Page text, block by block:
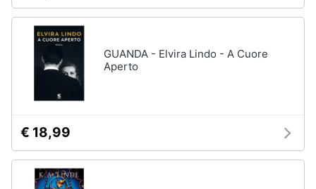
GUANDA - Elvira Lindo - A Cuore
Aperto
€ 18,99